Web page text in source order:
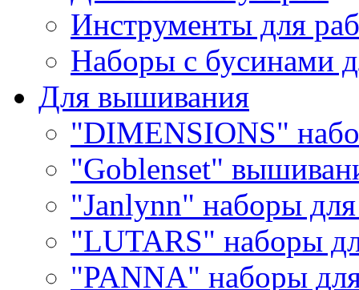
Инструменты для
Наборы с бусинами
Для вышивания
"DIMENSIONS"
"Goblenset"
"Janlynn" наборы
"LUTARS" наборы
"PANNA" наборы